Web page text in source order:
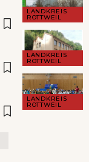
LANDKREIS
ROTTWEIL
LANDKREIS
ROTTWEIL
LANDKREIS
ROTTWEIL